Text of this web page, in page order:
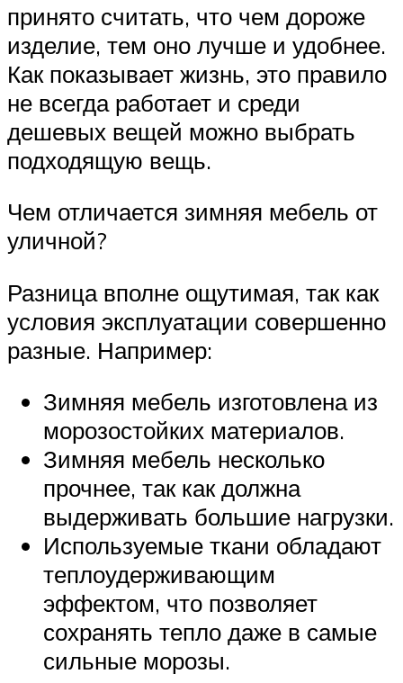
принято считать, что чем дороже
изделие, тем оно лучше и удобнее.
Как показывает жизнь, это правило
не всегда работает и среди
дешевых вещей можно выбрать
подходящую вещь.
Чем отличается зимняя мебель от
уличной?
Разница вполне ощутимая, так как
условия эксплуатации совершенно
разные. Например:
Зимняя мебель изготовлена ​​из
морозостойких материалов.
Зимняя мебель несколько
прочнее, так как должна
выдерживать большие нагрузки.
Используемые ткани обладают
теплоудерживающим
эффектом, что позволяет
сохранять тепло даже в самые
сильные морозы.